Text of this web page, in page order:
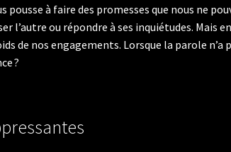
à faire des promesses que nous ne
ou répondre à ses inquiétudes. Mais en
de nos engagements. Lorsque la parole n’a
?